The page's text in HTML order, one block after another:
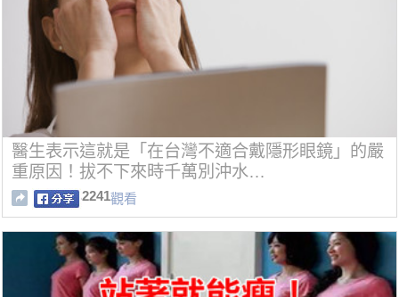
醫生表示這就是「在台灣不適合戴隱形眼鏡」的嚴
重原因！拔不下來時千萬別沖水…
2241觀看